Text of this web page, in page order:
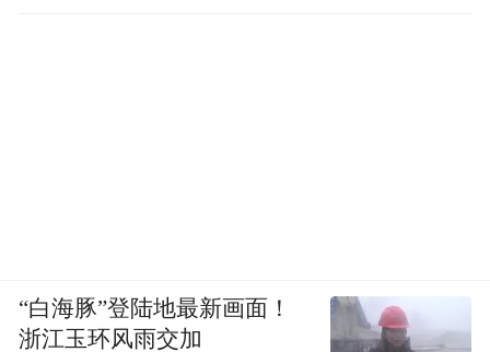
“白海豚”登陆地最新画面！
浙江玉环风雨交加